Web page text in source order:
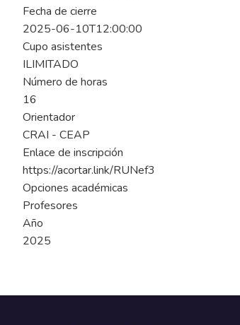
Fecha de cierre
2025-06-10T12:00:00
Cupo asistentes
ILIMITADO
Número de horas
16
Orientador
CRAI - CEAP
Enlace de inscripción
https://acortar.link/RUNef3
Opciones académicas
Profesores
Año
2025